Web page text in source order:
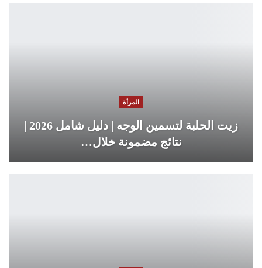
المرأة
زيت الحلبة لتسمين الوجه | دليل شامل 2026 |
نتائج مضمونة خلال…